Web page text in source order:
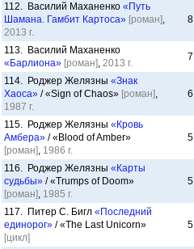
112. Василий Маханенко «Путь
Шамана. Гамбит Картоса» [роман],
2013 г.
8
113. Василий Маханенко
«Барлиона» [роман], 2013 г.
7
114. Роджер Желязны «Знак
Хаоса» / «Sign of Chaos» [роман],
1987 г.
6
115. Роджер Желязны «Кровь
Амбера» / «Blood of Amber»
[роман], 1986 г.
5
116. Роджер Желязны «Карты
судьбы» / «Trumps of Doom»
[роман], 1985 г.
5
117. Питер С. Бигл «Последний
единорог» / «The Last Unicorn»
[цикл]
5